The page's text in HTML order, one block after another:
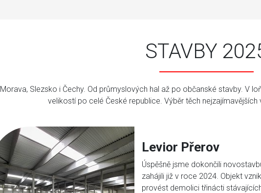
STAVBY
Morava, Slezsko i Čechy. Od průmyslových hal až po občanské stavby. V
velikostí po celé České republice. Výběr těch
Levior Přerov
Úspěšně jsme dokončili
zahájili již v roce 2024. Objekt
provést demolici třinácti